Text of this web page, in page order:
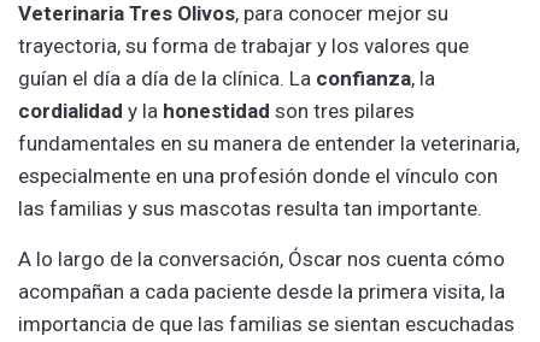
Veterinaria Tres Olivos, para conocer mejor su
trayectoria, su forma de trabajar y los valores que
guían el día a día de la clínica. La confianza, la
cordialidad y la honestidad son tres pilares
fundamentales en su manera de entender la veterinaria,
especialmente en una profesión donde el vínculo con
las familias y sus mascotas resulta tan importante.
A lo largo de la conversación, Óscar nos cuenta cómo
acompañan a cada paciente desde la primera visita, la
importancia de que las familias se sientan escuchadas